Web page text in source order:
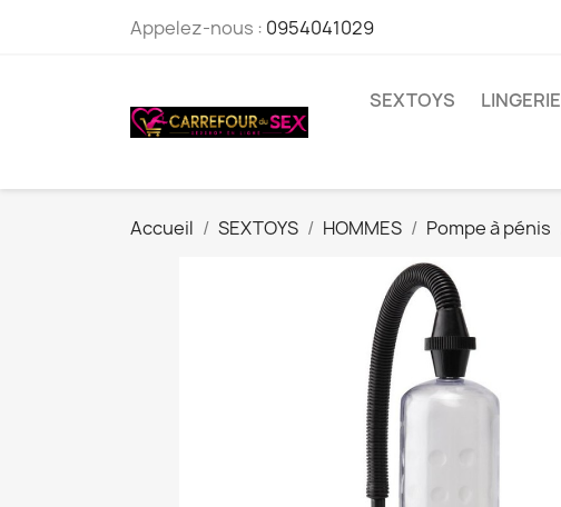
Appelez-nous : 0954041029
SEXTOYS LINGERIE
Accueil SEXTOYS HOMMES Pompe à pénis